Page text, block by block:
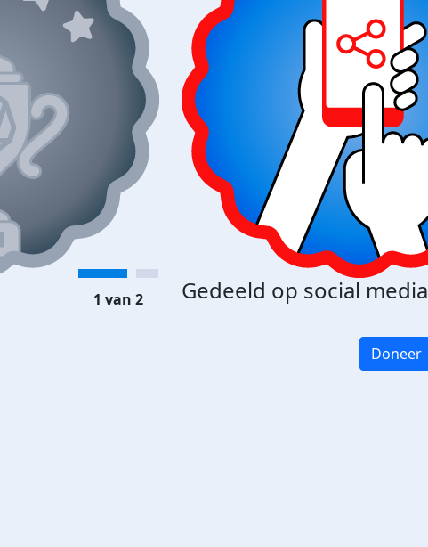
Gedeeld op social media
1 van 2
Doneer